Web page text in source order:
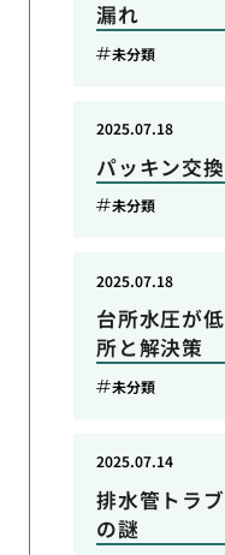
漏れ
未分類
パッキン交
2025.07.18
未分類
台所水圧が
所と解決策
2025.07.18
未分類
排水管トラ
の謎
2025.07.14